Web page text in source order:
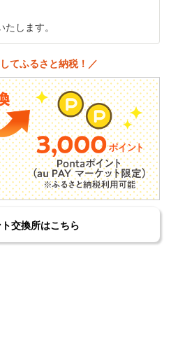
たします。
てふるさと納税！／
交換所はこちら